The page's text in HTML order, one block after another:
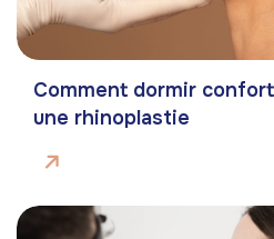
Comment dormir
une rhinoplastie